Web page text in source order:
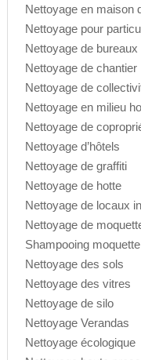
Nettoyage en maison
Nettoyage pour
Nettoyage de bureaux
Nettoyage de chantier
Nettoyage de
Nettoyage en milieu
Nettoyage de
Nettoyage d’hôtels
Nettoyage de graffiti
Nettoyage de hotte
Nettoyage de locaux
Nettoyage de
Shampooing moquette
Nettoyage des sols
Nettoyage des vitres
Nettoyage de silo
Nettoyage Verandas
Nettoyage écologique